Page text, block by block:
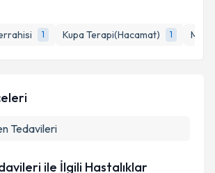
1 Kupa Terapi(Hacamat) 1
Tedavileri
ile İlgili Hastalıklar